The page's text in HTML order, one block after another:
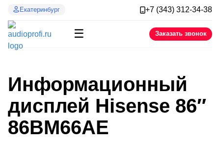
Екатеринбург +7 (343) 312-34-38
☰ Заказать звонок
Информационный
дисплей Hisense 86″
86BM66AE